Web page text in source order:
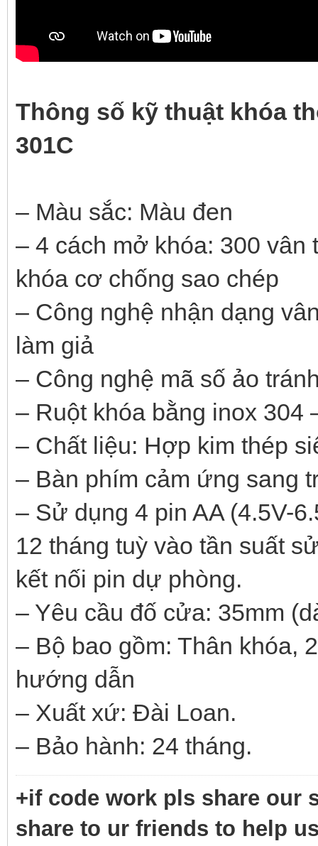
Thông số kỹ thuật khóa
301C
– Màu sắc: Màu đen
– 4 cách mở khóa: 300 vân
khóa cơ chống sao chép
– Công nghệ nhận dạng
làm giả
– Công nghệ mã số ảo
– Ruột khóa bằng inox 304
– Chất liệu: Hợp kim thép
– Bàn phím cảm ứng sang
– Sử dụng 4 pin AA (4.5V-
12 tháng tuỳ vào tần suất
kết nối pin dự phòng.
– Yêu cầu đố cửa: 35mm
– Bộ bao gồm: Thân khóa,
hướng dẫn
– Xuất xứ: Đài Loan.
– Bảo hành: 24 tháng.
+if code work pls share our
share to ur friends to help